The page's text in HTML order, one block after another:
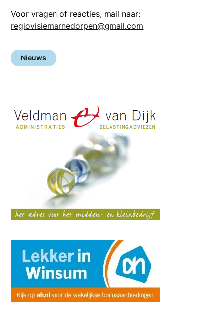
Voor vragen of reacties, mail naar:
regiovisiemarnedorpen@gmail.com
Nieuws